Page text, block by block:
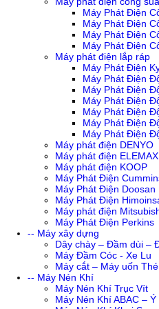
Máy Phát Điện
Máy Phát Điện
Máy Phát Điện
Máy Phát Điện
Máy phát điện lắp ráp
Máy Phát Điện
Máy Phát Điện
Máy Phát Điện
Máy Phát Điện
Máy Phát Điện
Máy Phát Điện
Máy Phát Điện
Máy phát điện DENYO
Máy phát điện ELEMAX
Máy phát điện KOOP
Máy Phát Điện
Máy Phát Điện Doosan
Máy Phát Điện
Máy phát điện
Máy Phát Điện Perkins
-- Máy xây dựng
Dây chày – Đầm dùi –
Máy Đầm Cóc - Xe Lu
Máy cắt – Máy uốn
-- Máy Nén Khí
Máy Nén Khí Trục Vít
Máy Nén Khí ABAC – Ý